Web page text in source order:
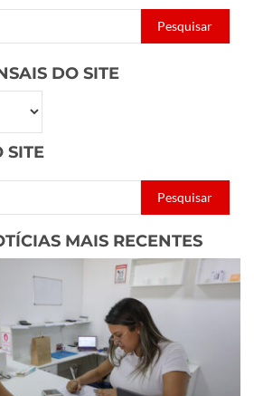
DO SITE
SITE
MAIS RECENTES